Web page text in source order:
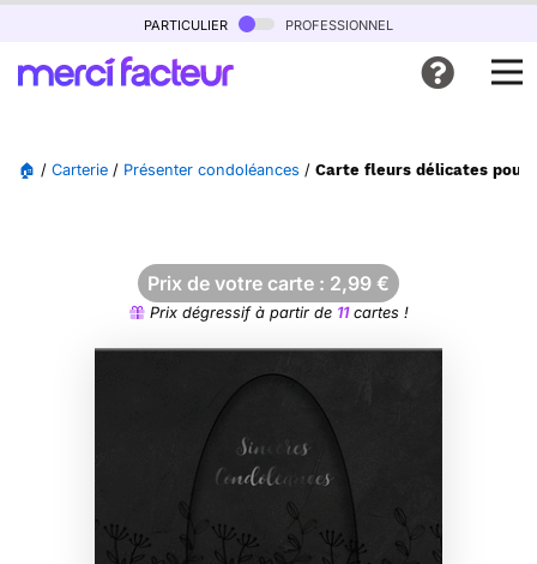
particulier professionnel
🏠 / Carterie / Présenter condoléances / Carte fleurs délicates pour
Prix de votre carte : 2,99 €
Prix dégressif à partir de 11cartes !